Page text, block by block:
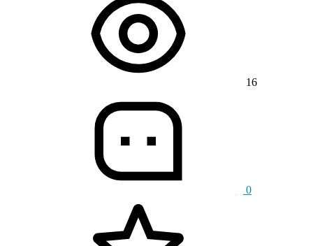
16
0